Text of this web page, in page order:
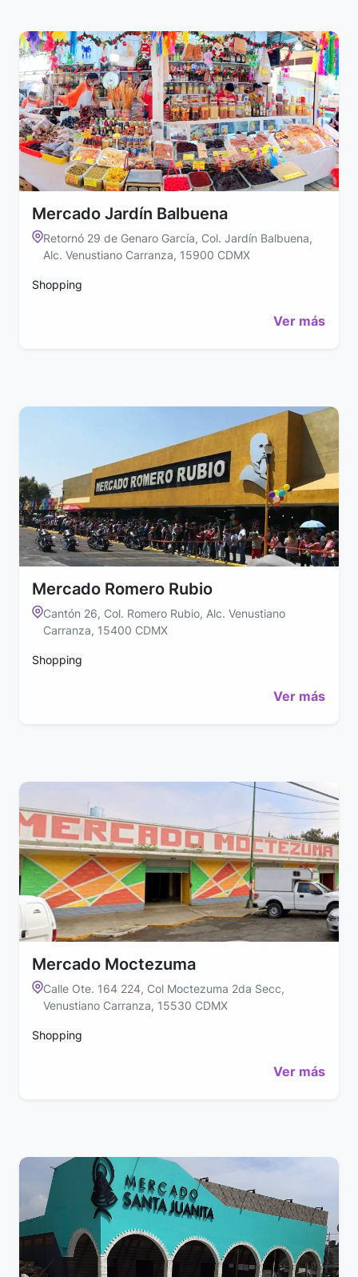
Mercado Jardín Balbuena
Retornó 29 de Genaro García, Col. Jardín Balbuena,
Alc. Venustiano Carranza, 15900 CDMX
Shopping
Ver más
Mercado Romero Rubio
Cantón 26, Col. Romero Rubio, Alc. Venustiano
Carranza, 15400 CDMX
Shopping
Ver más
Mercado Moctezuma
Calle Ote. 164 224, Col Moctezuma 2da Secc,
Venustiano Carranza, 15530 CDMX
Shopping
Ver más